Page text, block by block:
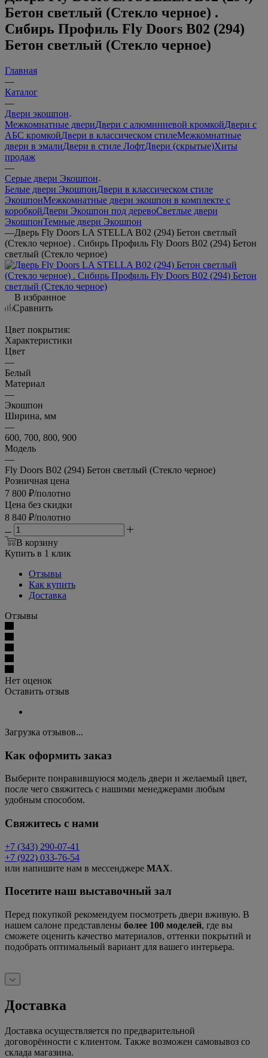
Бетон светлый (Стекло черное) .
Сибирь Профиль Fly Doors B02 (294)
Бетон светлый (Стекло черное)
Главная
—
Каталог
—
Двери экошпон
Межкомнатные двериДвери с алюминиевой кромкойДвери с
АБС кромкойДвери в классическом стилеМежкомнатные
двери в эмалиДвери в стиле ЛофтДвери (скрытые)Хиты
продаж
—
Серые двери Экошпон
Белые двери ЭкошпонДвери в классическом стиле
ЭкошпонМежкомнатные двери экошпон в комплекте с
коробкойДвери Экошпон под деревоСветлые двери
ЭкошпонТемные двери Экошпон
—Дверь Fly Doors LA STELLA B02 (294) Бетон светлый
(Стекло черное) . Сибирь Профиль Fly Doors B02 (294) Бетон
светлый (Стекло черное)
В избранное
Сравнить
Цвет покрытия:
Характеристики
Цвет
—
Белый
Материал
—
Экошпон
Ширина, мм
—
600, 700, 800, 900
Модель
—
Fly Doors B02 (294) Бетон светлый (Стекло черное)
Розничная цена
7 800 ₽/полотно
Цена без скидки
8 840 ₽/полотно
В корзину
Купить в 1 клик
Отзывы
Как купить
Доставка
Отзывы
Нет оценок
Оставить отзыв
Загрузка отзывов...
Как оформить заказ
Выберите понравившуюся модель двери и желаемый цвет,
после чего свяжитесь с нашими менеджерами любым
удобным способом.
Свяжитесь с нами
+7 (343) 290-07-41
+7 (922) 033-76-54
или напишите нам в мессенджере MAX.
Посетите наш выставочный зал
Перед покупкой рекомендуем посмотреть двери вживую. В
нашем салоне представлены более 100 моделей, где вы
сможете оценить качество материалов, оттенки покрытий и
подобрать оптимальный вариант для вашего интерьера.
Доставка
Доставка осуществляется по предварительной
договорённости с клиентом. Также возможен самовывоз со
склада магазина.